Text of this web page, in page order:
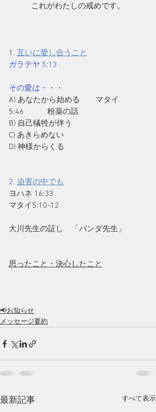
これがわたしの戒めです。
1. 互いに愛し合うこと
ガラテヤ 5:13
その愛は・・・
A) あなたから始める　　マタイ
5:46　　　粉薬の話
B) 自己犠牲が伴う
C) あきらめない
D) 神様からくる
2. 迫害の中でも
ヨハネ 16:33
マタイ5:10-12
大川先生の証し　「パンダ先生」
思ったこと・決心したこと
📢お知らせ
メッセージ要約
最新記事 すべて表示